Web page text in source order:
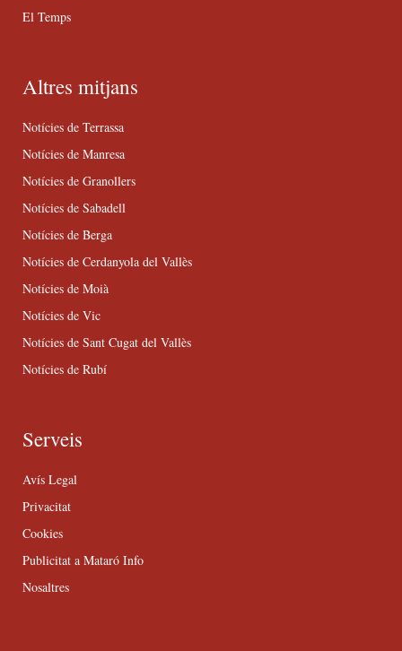
El Temps
Altres mitjans
Notícies de Terrassa
Notícies de Manresa
Notícies de Granollers
Notícies de Sabadell
Notícies de Berga
Notícies de Cerdanyola del Vallès
Notícies de Moià
Notícies de Vic
Notícies de Sant Cugat del Vallès
Notícies de Rubí
Serveis
Avís Legal
Privacitat
Cookies
Publicitat a Mataró Info
Nosaltres